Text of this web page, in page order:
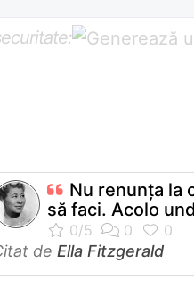
Nu renunţa la
să faci. Acolo
de Ella Fitzgerald